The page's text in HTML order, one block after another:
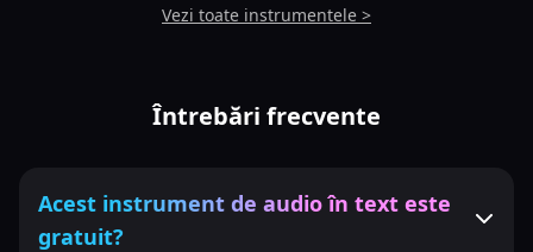
Vezi toate instrumentele >
Întrebări frecvente
Acest instrument de audio în text este
gratuit?